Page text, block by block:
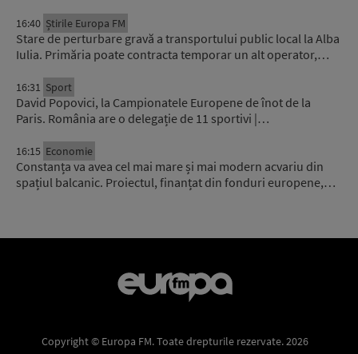
16:40 Știrile Europa FM
Stare de perturbare gravă a transportului public local la Alba
Iulia. Primăria poate contracta temporar un alt operator,…
16:31 Sport
David Popovici, la Campionatele Europene de înot de la
Paris. România are o delegație de 11 sportivi |…
16:15 Economie
Constanța va avea cel mai mare și mai modern acvariu din
spațiul balcanic. Proiectul, finanțat din fonduri europene,…
Copyright © Europa FM. Toate drepturile rezervate. 2026